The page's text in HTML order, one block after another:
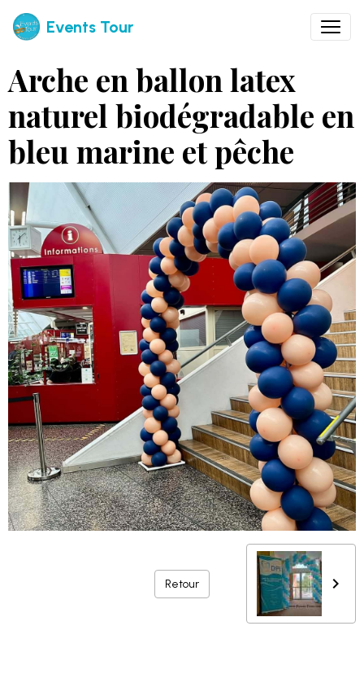
Events Tour
Arche en ballon latex
naturel biodégradable en
bleu marine et pêche
Retour